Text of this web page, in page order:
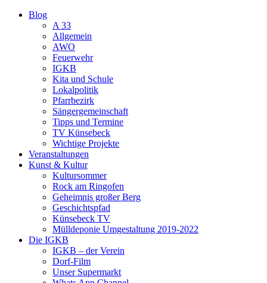
Blog
A 33
Allgemein
AWO
Feuerwehr
IGKB
Kita und Schule
Lokalpolitik
Pfarrbezirk
Sängergemeinschaft
Tipps und Termine
TV Künsebeck
Wichtige Projekte
Veranstaltungen
Kunst & Kultur
Kultursommer
Rock am Ringofen
Geheimnis großer Berg
Geschichtspfad
Künsebeck TV
Mülldeponie Umgestaltung 2019-2022
Die IGKB
IGKB – der Verein
Dorf-Film
Unser Supermarkt